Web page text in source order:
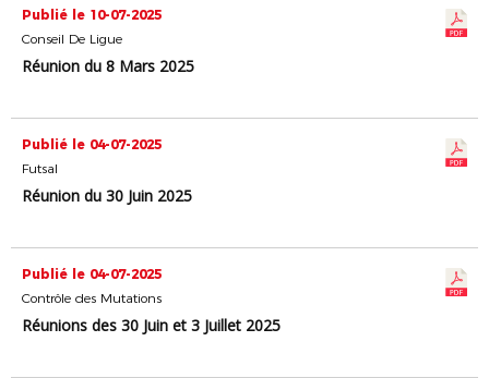
Publié le 10-07-2025
Conseil De Ligue
Réunion du 8 Mars 2025
Publié le 04-07-2025
Futsal
Réunion du 30 Juin 2025
Publié le 04-07-2025
Contrôle des Mutations
Réunions des 30 Juin et 3 Juillet 2025